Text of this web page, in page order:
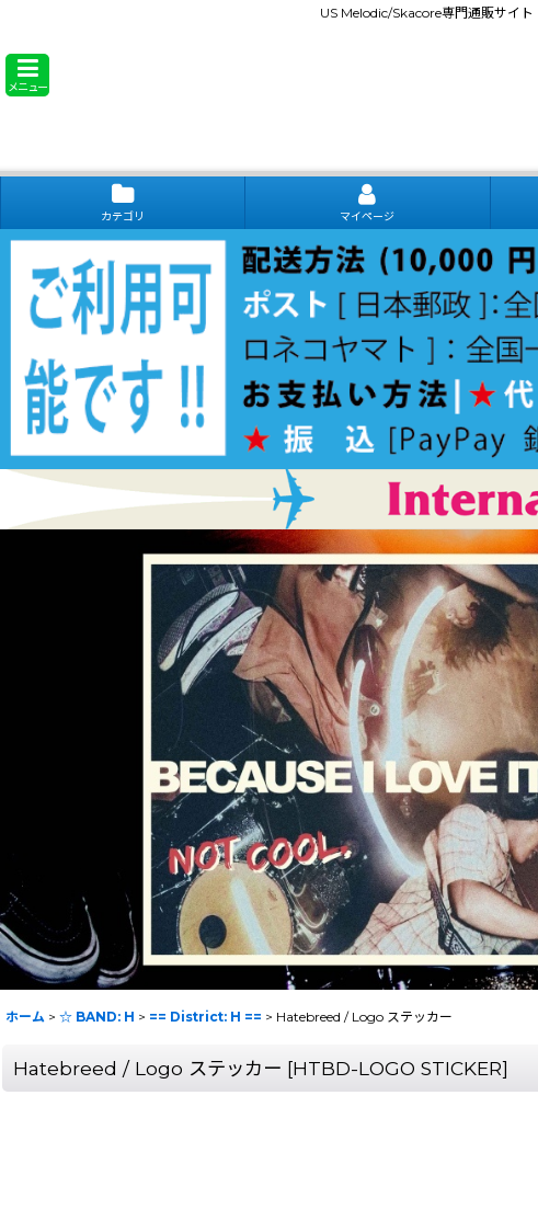
US Melodic/Skacore専門通販サイ
メニュー
カテゴリ マイページ
ホーム > ☆ BAND: H > == District: H == > Hatebreed / Logo ステッカー
Hatebreed / Logo ステッカー [HTBD-LOGO STICKER]